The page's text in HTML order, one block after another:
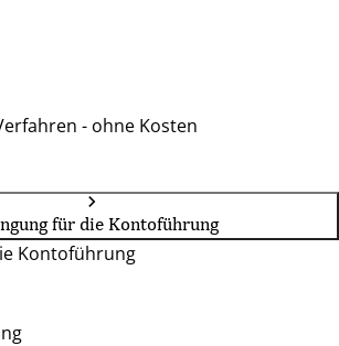
- ohne Kosten
für die Kontoführung
Kontoführung